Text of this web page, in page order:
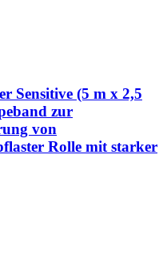
Sensitive (5 m x 2,5
zur
von
Rolle mit starker